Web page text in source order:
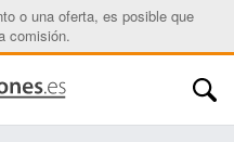
o una oferta, es posible que
comisión.